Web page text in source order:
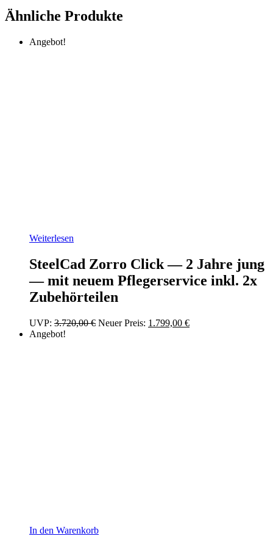
Ähnliche Produkte
Angebot!
Weiterlesen
SteelCad Zorro Click — 2 Jahre jung
— mit neuem Pflegerservice inkl. 2x
Zubehörteilen
UVP: 3.720,00€ Ursprünglicher
Neuer Preis: 1.799,00 €Aktueller
Angebot!
In den Warenkorb